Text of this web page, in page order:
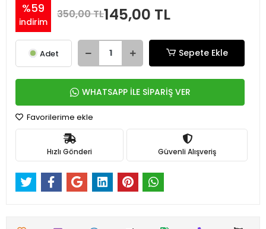
%59
indirim
350,00 TL145,00 TL
Adet Sepete Ekle
WHATSAPP İLE SİPARİŞ VER
Favorilerime ekle
Hızlı Gönderi Güvenli Alışveriş